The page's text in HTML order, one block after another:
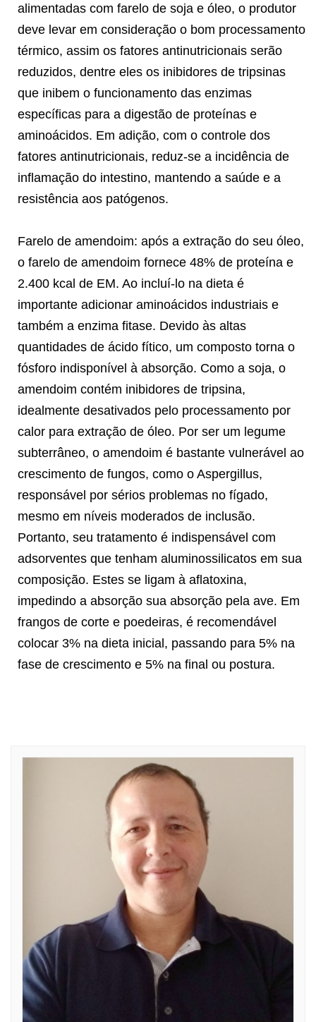
alimentadas com farelo de soja e óleo, o produtor
deve levar em consideração o bom processamento
térmico, assim os fatores antinutricionais serão
reduzidos, dentre eles os inibidores de tripsinas
que inibem o funcionamento das enzimas
específicas para a digestão de proteínas e
aminoácidos. Em adição, com o controle dos
fatores antinutricionais, reduz-se a incidência de
inflamação do intestino, mantendo a saúde e a
resistência aos patógenos.
Farelo de amendoim: após a extração do seu óleo,
o farelo de amendoim fornece 48% de proteína e
2.400 kcal de EM. Ao incluí-lo na dieta é
importante adicionar aminoácidos industriais e
também a enzima fitase. Devido às altas
quantidades de ácido fítico, um composto torna o
fósforo indisponível à absorção. Como a soja, o
amendoim contém inibidores de tripsina,
idealmente desativados pelo processamento por
calor para extração de óleo. Por ser um legume
subterrâneo, o amendoim é bastante vulnerável ao
crescimento de fungos, como o Aspergillus,
responsável por sérios problemas no fígado,
mesmo em níveis moderados de inclusão.
Portanto, seu tratamento é indispensável com
adsorventes que tenham aluminossilicatos em sua
composição. Estes se ligam à aflatoxina,
impedindo a absorção sua absorção pela ave. Em
frangos de corte e poedeiras, é recomendável
colocar 3% na dieta inicial, passando para 5% na
fase de crescimento e 5% na final ou postura.